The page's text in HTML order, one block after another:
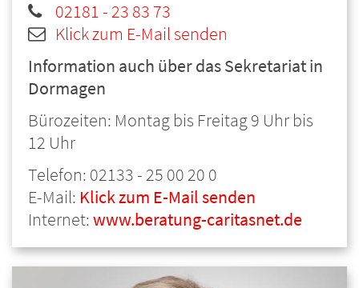
02181 - 23 83 73
Klick zum E-Mail senden
Information auch über das Sekretariat in
Dormagen
Bürozeiten: Montag bis Freitag 9 Uhr bis
12 Uhr
Telefon: 02133 - 25 00 20 0
E-Mail: Klick zum E-Mail senden
Internet:www.beratung-caritasnet.de